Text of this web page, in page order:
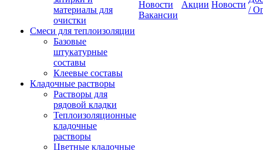
материалы для
очистки
Смеси для теплоизоляции
Базовые
штукатурные
составы
Клеевые составы
Кладочные растворы
Растворы для
рядовой кладки
Теплоизоляционные
кладочные
растворы
Цветные кладочные
Новости
Вакансии
Акции Новости
/